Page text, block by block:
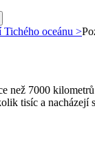
Tichého oceánu >
než 7000
tisíc a